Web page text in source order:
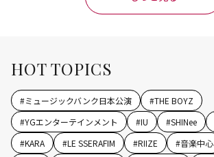
HOT TOPICS
#ミュージックバンク日本公演 #THE BOYZ
#YGエンターテインメント #IU #SHINee
#KARA #LE SSERAFIM #RIIZE #音楽中心